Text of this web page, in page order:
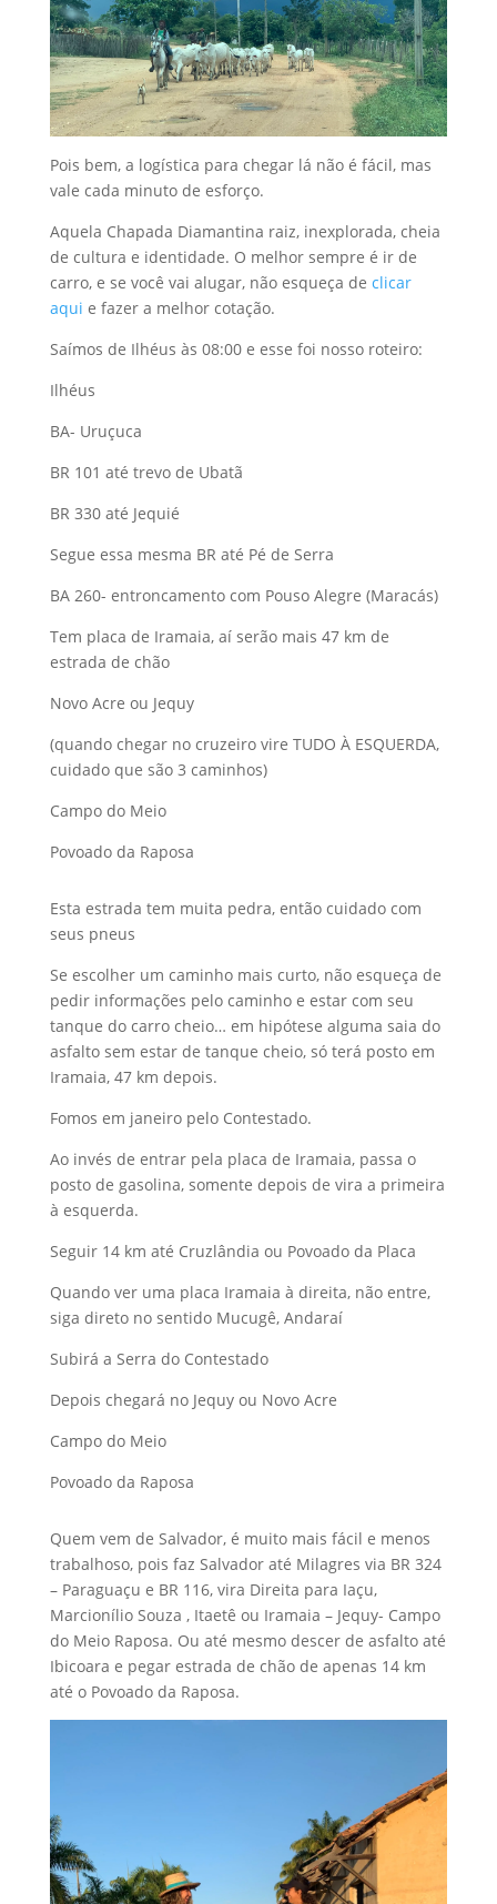
Pois bem, a logística para chegar lá não é fácil, mas
vale cada minuto de esforço.
Aquela Chapada Diamantina raiz, inexplorada, cheia
de cultura e identidade. O melhor sempre é ir de
carro, e se você vai alugar, não esqueça de clicar
aqui e fazer a melhor cotação.
Saímos de Ilhéus às 08:00 e esse foi nosso roteiro:
Ilhéus
BA- Uruçuca
BR 101 até trevo de Ubatã
BR 330 até Jequié
Segue essa mesma BR até Pé de Serra
BA 260- entroncamento com Pouso Alegre (Maracás)
Tem placa de Iramaia, aí serão mais 47 km de
estrada de chão
Novo Acre ou Jequy
(quando chegar no cruzeiro vire TUDO À ESQUERDA,
cuidado que são 3 caminhos)
Campo do Meio
Povoado da Raposa
Esta estrada tem muita pedra, então cuidado com
seus pneus
Se escolher um caminho mais curto, não esqueça de
pedir informações pelo caminho e estar com seu
tanque do carro cheio… em hipótese alguma saia do
asfalto sem estar de tanque cheio, só terá posto em
Iramaia, 47 km depois.
Fomos em janeiro pelo Contestado.
Ao invés de entrar pela placa de Iramaia, passa o
posto de gasolina, somente depois de vira a primeira
à esquerda.
Seguir 14 km até Cruzlândia ou Povoado da Placa
Quando ver uma placa Iramaia à direita, não entre,
siga direto no sentido Mucugê, Andaraí
Subirá a Serra do Contestado
Depois chegará no Jequy ou Novo Acre
Campo do Meio
Povoado da Raposa
Quem vem de Salvador, é muito mais fácil e menos
trabalhoso, pois faz Salvador até Milagres via BR 324
– Paraguaçu e BR 116, vira Direita para Iaçu,
Marcionílio Souza , Itaetê ou Iramaia – Jequy- Campo
do Meio Raposa. Ou até mesmo descer de asfalto até
Ibicoara e pegar estrada de chão de apenas 14 km
até o Povoado da Raposa.